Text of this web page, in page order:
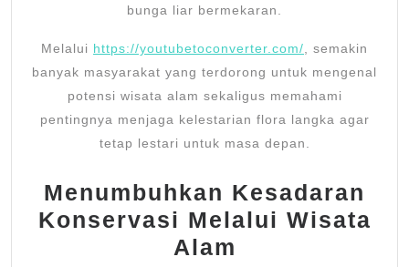
bunga liar bermekaran.
Melalui https://youtubetoconverter.com/ , semakin
banyak masyarakat yang terdorong untuk mengenal
potensi wisata alam sekaligus memahami
pentingnya menjaga kelestarian flora langka agar
tetap lestari untuk masa depan.
Menumbuhkan Kesadaran
Konservasi Melalui Wisata
Alam